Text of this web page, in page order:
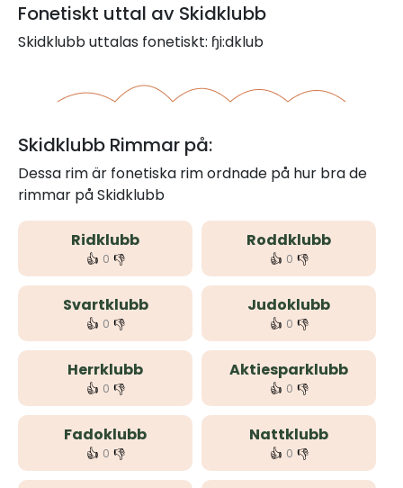
Fonetiskt uttal av Skidklubb
Skidklubb uttalas fonetiskt: ɧi:dklub
Skidklubb Rimmar på:
Dessa rim är fonetiska rim ordnade på hur bra de
rimmar på Skidklubb
Ridklubb
👍 0 👎
Roddklubb
👍 0 👎
Svartklubb
👍 0 👎
Judoklubb
👍 0 👎
Herrklubb
👍 0 👎
Aktiesparklubb
👍 0 👎
Fadoklubb
👍 0 👎
Nattklubb
👍 0 👎